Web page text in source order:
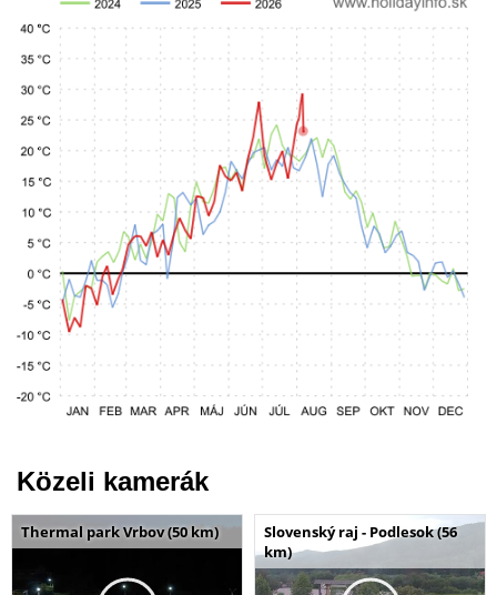
Közeli kamerák
Thermal park Vrbov (50 km)
Slovenský raj - Podlesok (56
km)